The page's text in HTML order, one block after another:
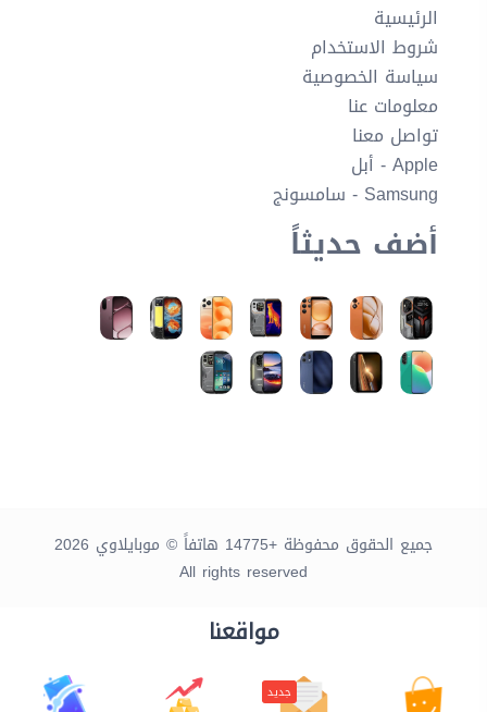
الرئيسية
شروط الاستخدام
سياسة الخصوصية
معلومات عنا
تواصل معنا
Apple - أبل
Samsung - سامسونج
أضف حديثاً
جميع الحقوق محفوظة +14775 هاتفاً © موبايلاوي 2026
All rights reserved